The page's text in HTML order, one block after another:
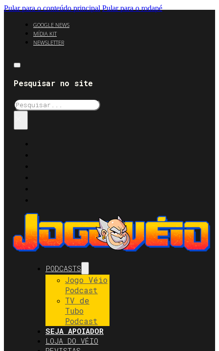
Pular para o conteúdo principal Pular para o rodapé
GOOGLE NEWS
MÍDIA KIT
NEWSLETTER
Pesquisar no site
Pesquisar
PODCASTS
Jogo Véio
Podcast
TV de
Tubo
Podcast
SEJA APOIADOR
LOJA DO VÉIO